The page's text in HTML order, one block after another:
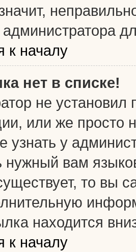
к началу
нет в списке!
не установил
или же просто
узнать у
нужный вам
то вы
находится
к началу